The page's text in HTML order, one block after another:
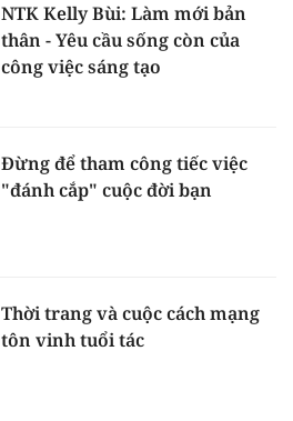
NTK Kelly Bùi: Làm mới bản
thân - Yêu cầu sống còn của
công việc sáng tạo
Đừng để tham công tiếc việc
"đánh cắp" cuộc đời bạn
Thời trang và cuộc cách mạng
tôn vinh tuổi tác